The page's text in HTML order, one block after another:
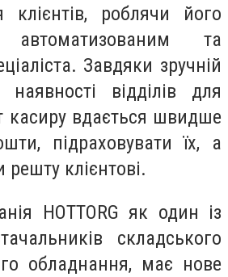
клієнтів, роблячи його
автоматизованим та
Завдяки зручній
наявності відділів для
касиру вдається швидше
підраховувати їх, а
клієнтові.
HOTTORG як один із
складського
обладнання, має нове